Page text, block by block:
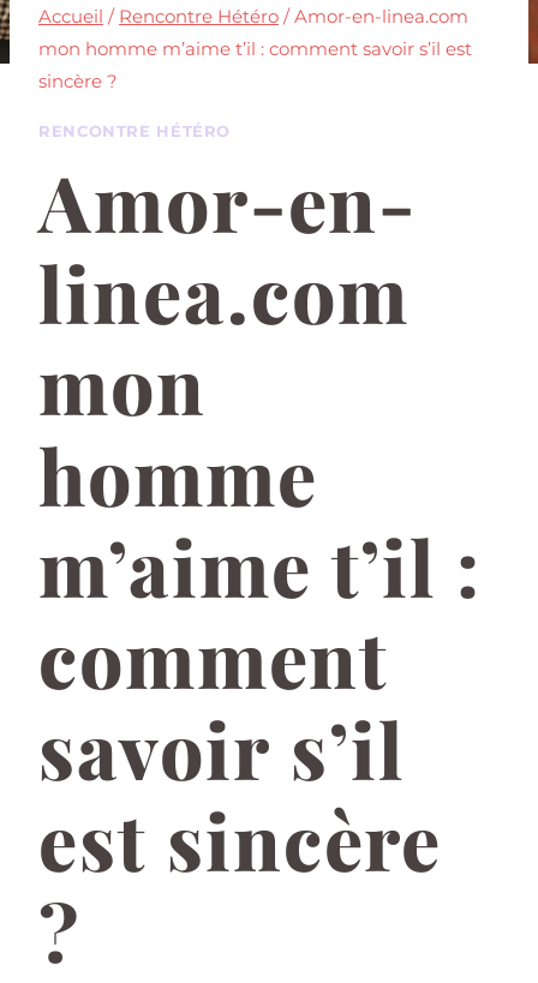
Accueil / Rencontre Hétéro / Amor-en-linea.com
mon homme m’aime t’il : comment savoir s’il est
sincère ?
RENCONTRE HÉTÉRO
Amor-en-
linea.com
mon
homme
m’aime t’il :
comment
savoir s’il
est sincère
?